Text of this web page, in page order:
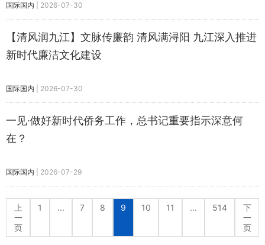
国际国内 2026-07-30
【清风润九江】文脉传廉韵 清风满浔阳 九江深入推进
新时代廉洁文化建设
国际国内 2026-07-30
一见·做好新时代侨务工作，总书记重要指示深意何
在？
国际国内 2026-07-29
上
一
页
1 ... 7 8 9 10 11 ... 514
下
一
页